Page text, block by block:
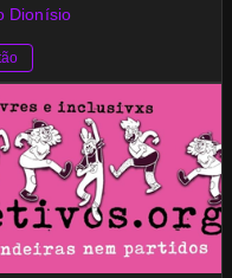
Dionísio